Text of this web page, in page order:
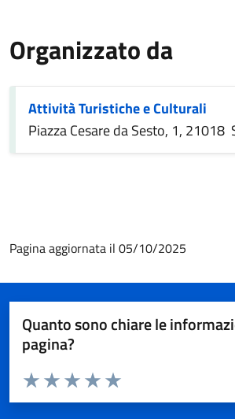
Organizzato da
Attività Turistiche e Culturali
Piazza Cesare da Sesto, 1, 21018
Pagina aggiornata il 05/10/2025
Quanto sono chiare le
pagina?
Valuta da 1 a 5 stelle la pagina
Valuta 5 stelle su 5
Valuta 4 stelle su 5
Valuta 3 stelle su 5
Valuta 2 stelle su 5
Valuta 1 stelle su 5